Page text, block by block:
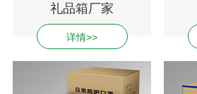
礼品箱厂家
详情>>